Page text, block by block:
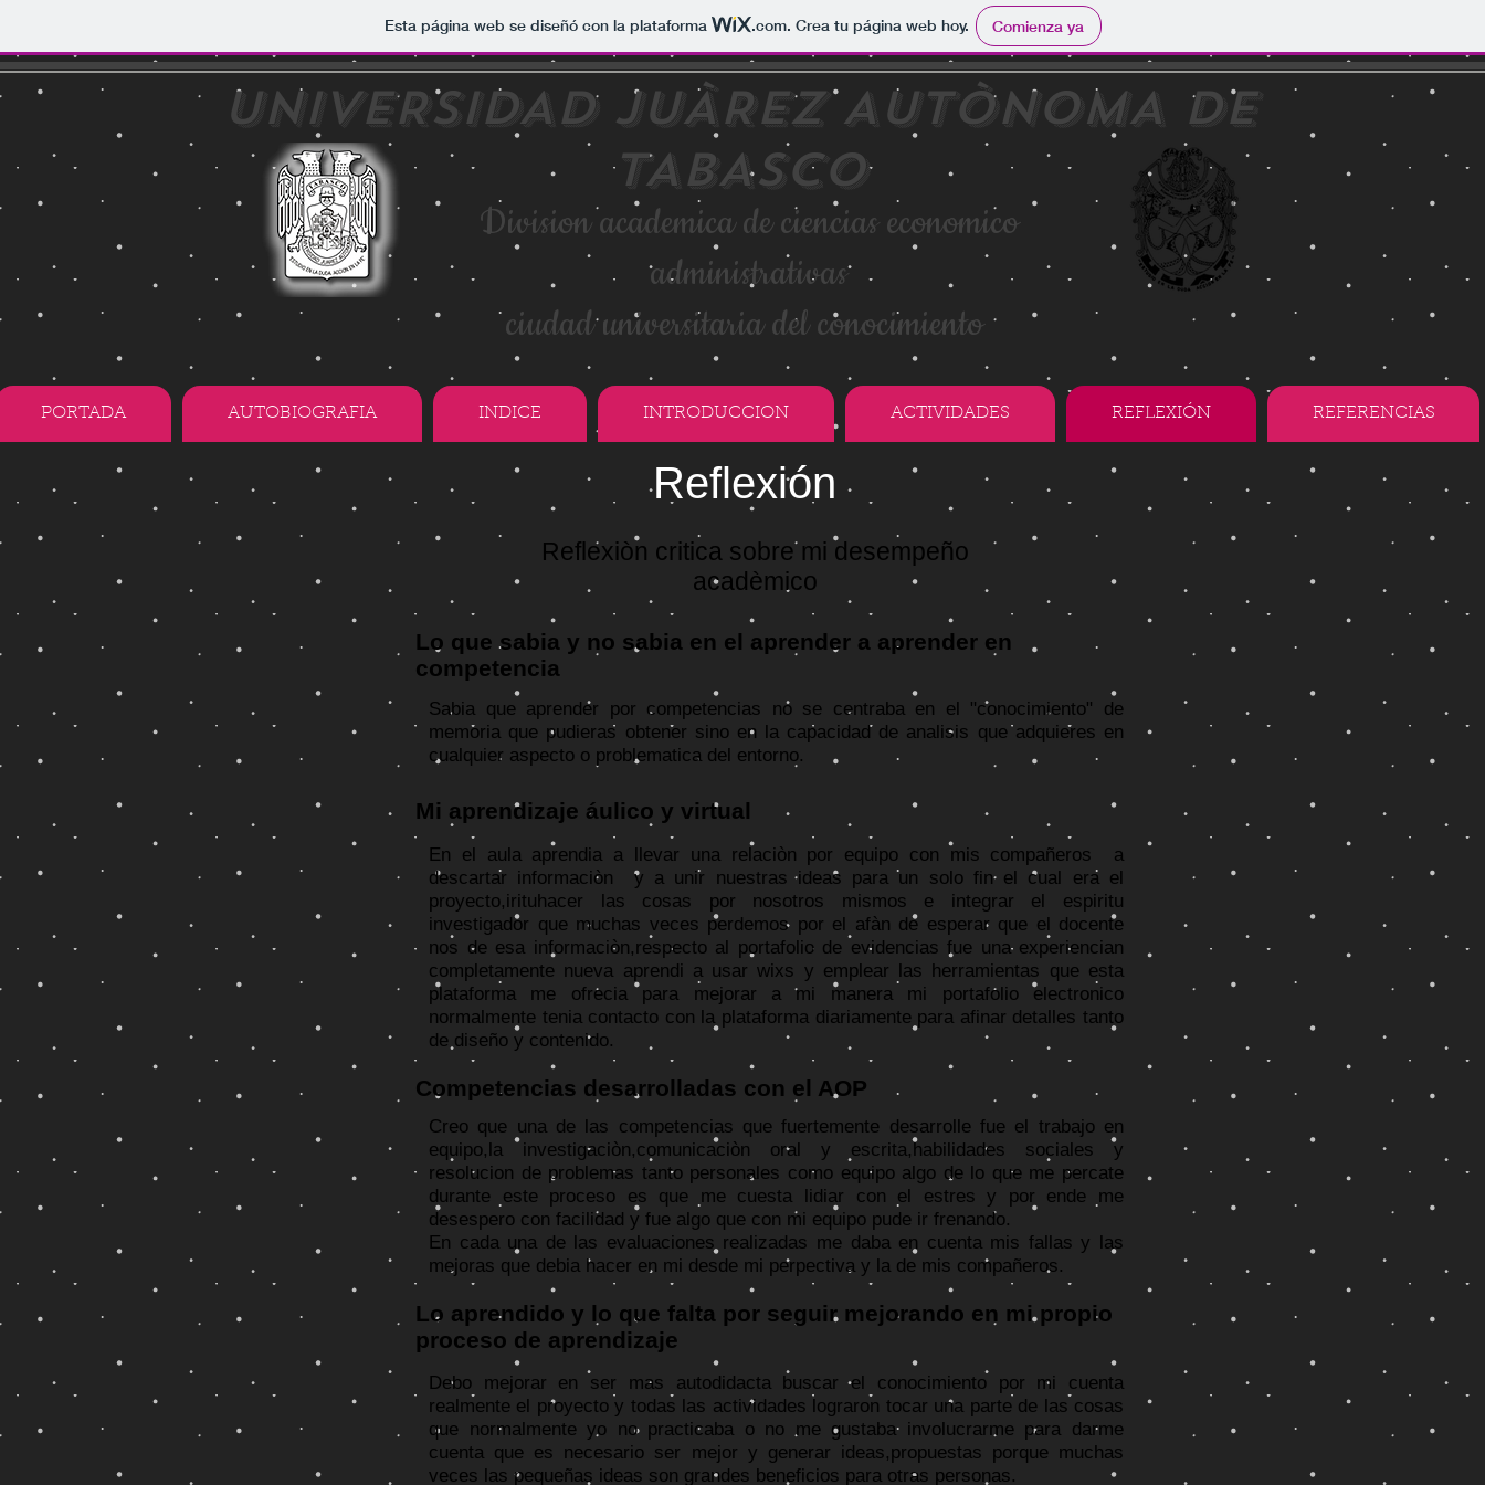
Esta página web se diseñó con la plataforma .com. Crea tu página web hoy. Comienza ya
UNIVERSIDAD JUÀREZ AUTÒNOMA DE
TABASCO
Division academica de ciencias economico
administrativas
ciudad universitaria del conocimiento
PORTADA AUTOBIOGRAFIA INDICE INTRODUCCION ACTIVIDADES REFLEXIÓN REFERENCIAS
Reflexión
Reflexiòn critica sobre mi desempeño
acadèmico
Lo que sabia y no sabia en el aprender a aprender en
competencia
Sabia que aprender por competencias no se centraba en el "conocimiento" de
memoria que pudieras obtener sino en la capacidad de analisis que adquieres en
cualquier aspecto o problematica del entorno.
Mi aprendizaje áulico y virtual
En el aula aprendia a llevar una relaciòn por equipo con mis compañeros a
descartar informaciòn y a unir nuestras ideas para un solo fin el cual era el
proyecto,irituhacer las cosas por nosotros mismos e integrar el espiritu
investigador que muchas veces perdemos por el afàn de esperar que el docente
nos de esa informaciòn,respecto al portafolio de evidencias fue una experiencian
completamente nueva aprendi a usar wixs y emplear las herramientas que esta
plataforma me ofrecia para mejorar a mi manera mi portafolio electronico
normalmente tenia contacto con la plataforma diariamente para afinar detalles tanto
de diseño y contenido.
Competencias desarrolladas con el AOP
Creo que una de las competencias que fuertemente desarrolle fue el trabajo en
equipo,la investigaciòn,comunicaciòn oral y escrita,habilidades sociales y
resolucion de problemas tanto personales como equipo algo de lo que me percate
durante este proceso es que me cuesta lidiar con el estres y por ende me
desespero con facilidad y fue algo que con mi equipo pude ir frenando.
En cada una de las evaluaciones realizadas me daba en cuenta mis fallas y las
mejoras que debia hacer en mi desde mi perpectiva y la de mis compañeros.
Lo aprendido y lo que falta por seguir mejorando en mi propio
proceso de aprendizaje
Debo mejorar en ser mas autodidacta buscar el conocimiento por mi cuenta
realmente el proyecto y todas las actividades lograron tocar una parte de las cosas
que normalmente yo no practicaba o no me gustaba involucrarme para darme
cuenta que es necesario ser mejor y generar ideas,propuestas porque muchas
veces las pequeñas ideas son grandes beneficios para otras personas.